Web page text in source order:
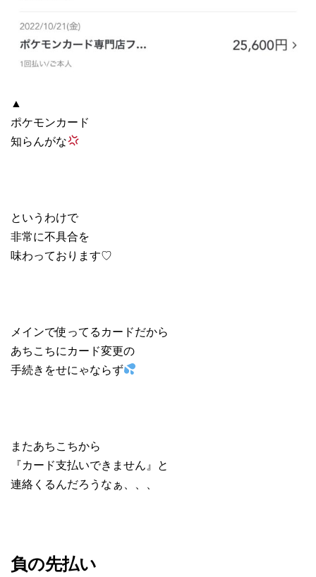
▲
ポケモンカード
知らんがな
というわけで
非常に不具合を
味わっております♡
メインで使ってるカードだから
あちこちにカード変更の
手続きをせにゃならず
またあちこちから
『カード支払いできません』と
連絡くるんだろうなぁ、、、
負の先払い